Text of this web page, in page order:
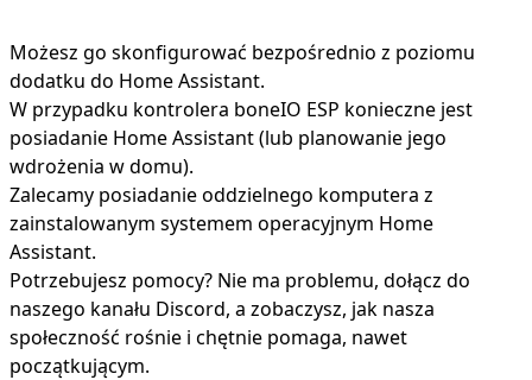
Możesz go skonfigurować bezpośrednio z poziomu
dodatku do Home Assistant.
W przypadku kontrolera boneIO ESP konieczne jest
posiadanie Home Assistant (lub planowanie jego
wdrożenia w domu).
Zalecamy posiadanie oddzielnego komputera z
zainstalowanym systemem operacyjnym Home
Assistant.
Potrzebujesz pomocy? Nie ma problemu, dołącz do
naszego kanału Discord, a zobaczysz, jak nasza
społeczność rośnie i chętnie pomaga, nawet
początkującym.